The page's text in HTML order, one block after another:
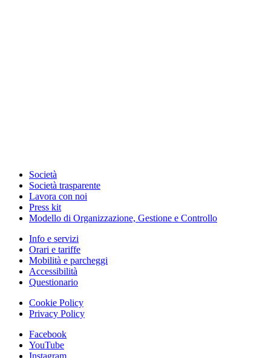
Società
Società trasparente
Lavora con noi
Press kit
Modello di Organizzazione, Gestione e Controllo
Info e servizi
Orari e tariffe
Mobilità e parcheggi
Accessibilità
Questionario
Cookie Policy
Privacy Policy
Facebook
YouTube
Instagram